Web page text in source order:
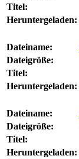
Titel:
Heruntergeladen:
Dateiname:
Dateigröße:
Titel:
Heruntergeladen:
Dateiname:
Dateigröße:
Titel:
Heruntergeladen: